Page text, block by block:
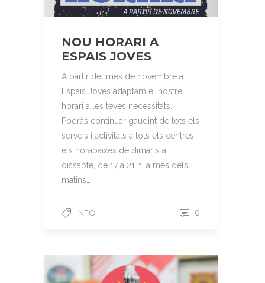
NOU HORARI A
ESPAIS JOVES
A partir del mes de novembre a
Espais Joves adaptam el nostre
horari a les teves necessitats.
Podràs continuar gaudint de tots els
serveis i activitats a tots els centres
els horabaixes de dimarts a
dissabte, de 17 a 21 h, a més dels
matins…
INFO 0